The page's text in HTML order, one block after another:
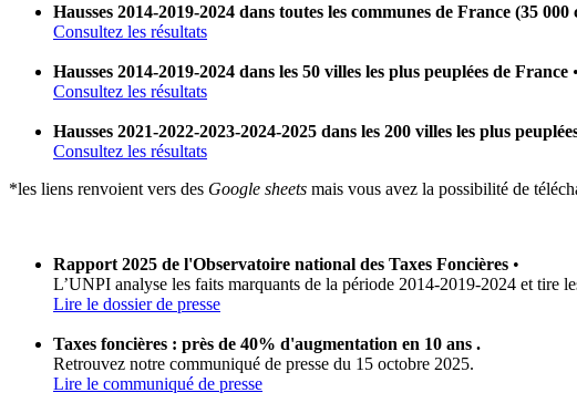
Hausses 2014-2019-2024 dans toutes les communes de France (35 000
Consultez les résultats
Hausses 2014-2019-2024 dans les 50 villes les plus peuplées de France •
Consultez les résultats
Hausses 2021-2022-2023-2024-2025 dans les 200 villes les plus
Consultez les résultats
*les liens renvoient vers des Google sheets mais vous avez la possibilité de
Rapport 2025 de l'Observatoire national des Taxes Foncières •
L’UNPI analyse les faits marquants de la période 2014-2019-2024 et tire
Lire le dossier de presse
Taxes foncières : près de 40% d'augmentation en 10 ans .
Retrouvez notre communiqué de presse du 15 octobre 2025.
Lire le communiqué de presse